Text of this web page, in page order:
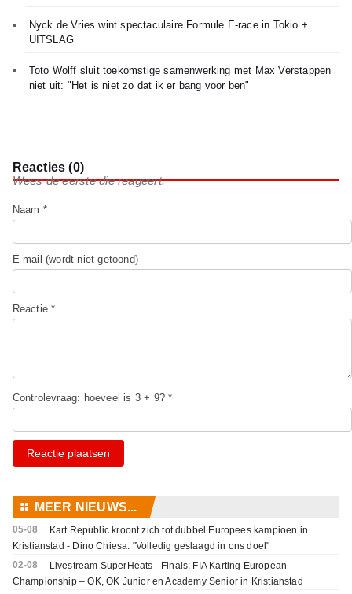
Nyck de Vries wint spectaculaire Formule E-race in Tokio +
UITSLAG
Toto Wolff sluit toekomstige samenwerking met Max Verstappen
niet uit: "Het is niet zo dat ik er bang voor ben"
Reacties (0)
Wees de eerste die reageert.
Naam *
E-mail (wordt niet getoond)
Reactie *
Controlevraag: hoeveel is 3 + 9? *
Reactie plaatsen
⚏ MEER NIEUWS...
05-08
Kart Republic kroont zich tot dubbel Europees kampioen in
Kristianstad - Dino Chiesa: "Volledig geslaagd in ons doel"
02-08
Livestream SuperHeats - Finals: FIA Karting European
Championship – OK, OK Junior en Academy Senior in Kristianstad